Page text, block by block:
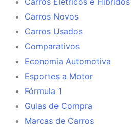
Carros Novos
Carros Usados
Comparativos
Economia Automotiva
Esportes a Motor
Fórmula 1
Guias de Compra
Marcas de Carros